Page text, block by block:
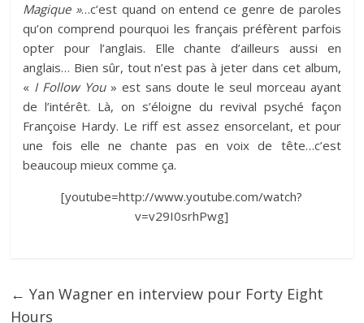
Magique »…c’est quand on entend ce genre de paroles
qu’on comprend pourquoi les français préfèrent parfois
opter pour l’anglais. Elle chante d’ailleurs aussi en
anglais… Bien sûr, tout n’est pas à jeter dans cet album,
« I Follow You» est sans doute le seul morceau ayant
de l’intérêt. Là, on s’éloigne du revival psyché façon
Françoise Hardy. Le riff est assez ensorcelant, et pour
une fois elle ne chante pas en voix de tête…c’est
beaucoup mieux comme ça.
[youtube=http://www.youtube.com/watch?
v=v29I0srhPwg]
← Yan Wagner en interview pour Forty Eight
Hours